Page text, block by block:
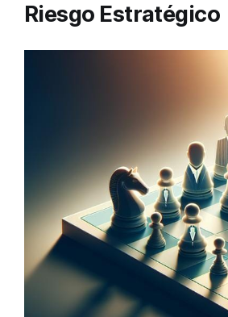
Riesgo Estratégico